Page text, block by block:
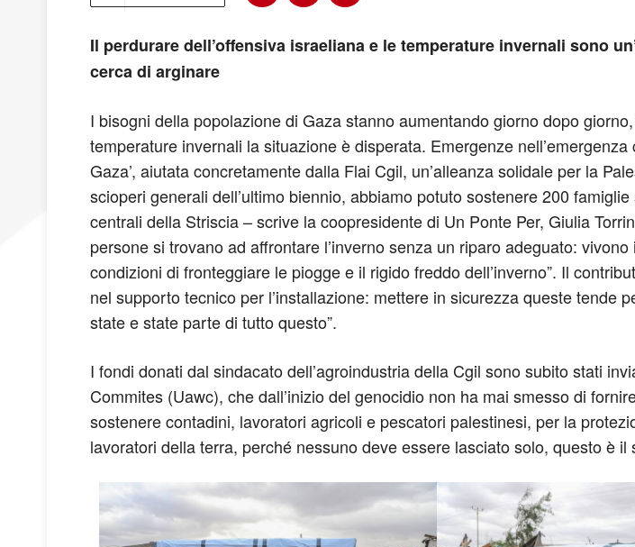
Il perdurare dell’offensiva israeliana e le temperature invernali sono
cerca di arginare
I bisogni della popolazione di Gaza stanno aumentando giorno dopo
temperature invernali la situazione è disperata. Emergenze
Gaza’, aiutata concretamente dalla Flai Cgil, un’alleanza solidale per la
scioperi generali dell’ultimo biennio, abbiamo potuto sostenere 200
centrali della Striscia – scrive la coopresidente di Un Ponte Per, Giulia
persone si trovano ad affrontare l’inverno senza un riparo adeguato:
condizioni di fronteggiare le piogge e il rigido freddo dell’inverno”. Il
nel supporto tecnico per l’installazione: mettere in sicurezza queste tende
state e state parte di tutto questo”.
I fondi donati dal sindacato dell’agroindustria della Cgil sono subito stati
Commites (Uawc), che dall’inizio del genocidio non ha mai smesso di
sostenere contadini, lavoratori agricoli e pescatori palestinesi, per la
lavoratori della terra, perché nessuno deve essere lasciato solo, questo è